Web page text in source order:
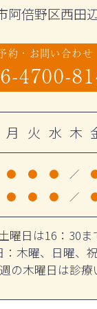
阿倍野区西田
約・お問い合わせ
4700-
月 火 水 木
● ● ● ／
● ● ● ／
日は16：30ま
：木曜、日曜、
の木曜日は診療